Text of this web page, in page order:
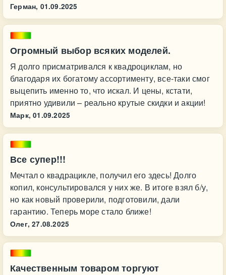
Герман, 01.09.2025
Огромный выбор всяких моделей.
Я долго присматривался к квадроциклам, но
благодаря их богатому ассортименту, все-таки смог
выцепить именно то, что искал. И цены, кстати,
приятно удивили – реально крутые скидки и акции!
Марк, 01.09.2025
Все супер!!!
Мечтал о квадрацикле, получил его здесь! Долго
копил, консультировался у них же. В итоге взял б/у,
но как новый проверили, подготовили, дали
гарантию. Теперь море стало ближе!
Олег, 27.08.2025
Качественным товаром торгуют